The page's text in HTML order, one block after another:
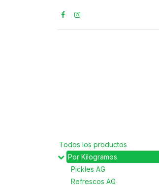
Estamos
Todos los productos
Por Kilogramos
Pickles AG
Refrescos AG